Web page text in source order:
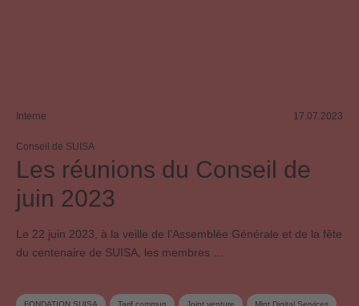
Interne 17.07.2023
Conseil de SUISA
Les réunions du Conseil de
juin 2023
Le 22 juin 2023, à la veille de l’Assemblée Générale et de la fête
du centenaire de SUISA, les membres …
FONDATION SUISA Tarif commun Joint venture Mint Digital Services